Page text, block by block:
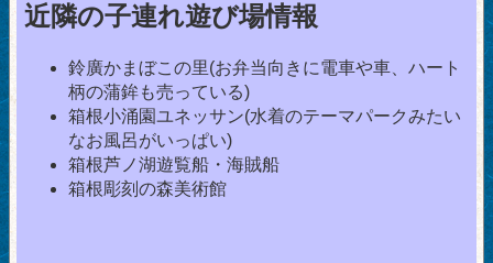
近隣の子連れ遊び場情報
鈴廣かまぼこの里(お弁当向きに電車や車、ハート
柄の蒲鉾も売っている)
箱根小涌園ユネッサン(水着のテーマパークみたい
なお風呂がいっぱい)
箱根芦ノ湖遊覧船・海賊船
箱根彫刻の森美術館